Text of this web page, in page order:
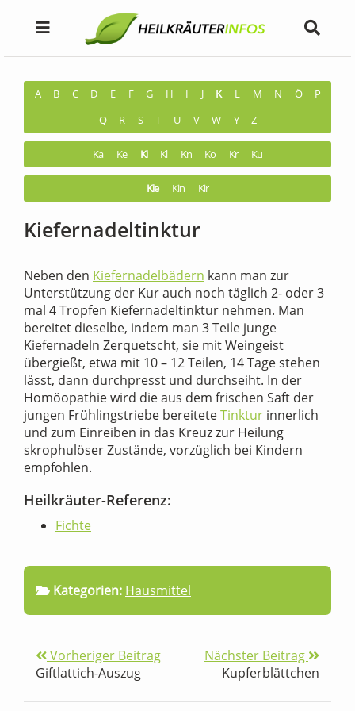
A B C D E F G H I J K L M N Ö
P
Q
R S T U V W Y Z
Ka Ke Ki Kl Kn Ko Kr Ku
Kie Kin Kir
Kiefernadeltinktur
Neben den Kiefernadelbädern kann man zur
Unterstützung der Kur auch noch täglich 2- oder 3
mal 4 Tropfen Kiefernadeltinktur nehmen. Man
bereitet dieselbe, indem man 3 Teile junge
Kiefernadeln Zerquetscht, sie mit Weingeist
übergießt, etwa mit 10 – 12 Teilen, 14 Tage stehen
lässt, dann durchpresst und durchseiht. In der
Homöopathie wird die aus dem frischen Saft der
jungen Frühlingstriebe bereiteteTinktur innerlich
und zum Einreiben in das Kreuz zur Heilung
skrophulöser Zustände, vorzüglich bei Kindern
empfohlen.
Heilkräuter-Referenz:
Fichte
Kategorien: Hausmittel
Vorheriger Beitrag
Giftlattich-Auszug
Nächster Beitrag
Kupferblättchen